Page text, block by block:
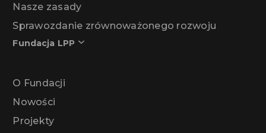
Nasze zasady
Sprawozdanie zrównoważonego rozwoju
Fundacja LPP
O Fundacji
Nowości
Projekty